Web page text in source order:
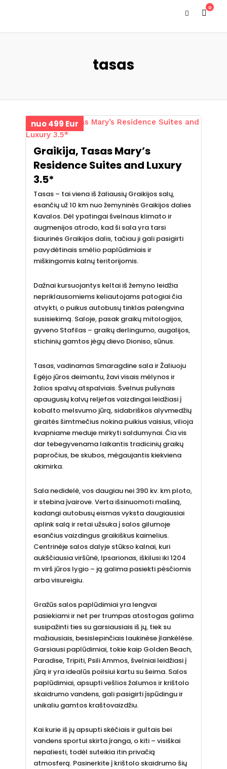
0
tasas
nuo 499 Eur
Graikija, Tasas Mary’s
Residence Suites and Luxury
3.5*
Tasas – tai viena iš žaliausių Graikijos salų,
esančių už 10 km nuo žemyninės Graikijos dalies
Kavalos. Dėl ypatingai švelnaus klimato ir
augmenijos atrodo, kad ši sala yra tarsi
šiaurinės Graikijos dalis, tačiau ji gali pasigirti
pavydėtinais smėlio paplūdimiais ir
miškingomis kalnų teritorijomis.
Dažnai kursuojantys keltai iš žemyno leidžia
nepriklausomiems keliautojams patogiai čia
atvykti, o puikus autobusų tinklas palengvina
susisiekimą. Saloje, pasak graikų mitologijos,
gyveno Stafilas – graikų derlingumo, augalijos,
stichinių gamtos jėgų dievo Dioniso, sūnus.
Tasas, vadinamas Smaragdine sala ir Žaliuoju
Egėjo jūros deimantu, žavi visais mėlynos ir
žalios spalvų atspalviais. Švelnus pušynais
apaugusių kalvų reljefas vaizdingai leidžiasi į
kobalto melsvumo jūrą, sidabriškos alyvmedžių
giraitės šimtmečius nokina puikius vaisius, vilioja
kvapniame meduje mirkyti saldumynai. Čia vis
dar tebegyvenama laikantis tradicinių graikų
papročius, be skubos, mėgaujantis kiekviena
akimirka.
Sala nedidelė, vos daugiau nei 390 kv. km ploto,
ir stebina įvairove. Verta išsinuomoti mašiną,
kadangi autobusų eismas vyksta daugiausiai
aplink salą ir retai užsuka į salos gilumoje
esančius vaizdingus graikiškus kaimelius.
Centrinėje salos dalyje stūkso kalnai, kuri
aukščiausia viršūnė, Ipsarionas, iškilusi iki 1204
m virš jūros lygio – ją galima pasiekti pėsčiomis
arba visureigiu.
Gražūs salos paplūdimiai yra lengvai
pasiekiami ir net per trumpas atostogas galima
susipažinti ties su garsiausiais iš jų, tiek su
mažiausiais, besislepinčiais laukinėse įlankėlėse.
Garsiausi paplūdimiai, tokie kaip Golden Beach,
Paradise, Tripiti, Psili Ammos, švelniai leidžiasi į
jūrą ir yra idealūs poilsiui kartu su šeima. Salos
paplūdimiai, apsupti vešlios žalumos ir krištolo
skaidrumo vandens, gali pasigirti įspūdingu ir
unikaliu gamtos kraštovaizdžiu.
Kai kurie iš jų apsupti skėčiais ir gultais bei
vandens sportui skirta įranga, o kiti – visiškai
nepaliesti, todėl suteikia itin privačią
atmosferą. Pasinerkite į krištolo skaidrumo šių